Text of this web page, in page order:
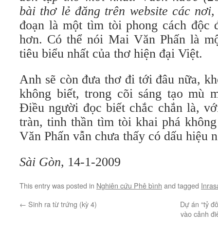
bài thơ lẻ đăng trên website các nơi,
đoạn là một tìm tòi phong cách độc
hơn. Có thể nói Mai Văn Phấn là
tiêu biểu nhất của thơ hiện đại Việt.
Anh sẽ còn đưa thơ đi tới đâu nữa,
không biết, trong cõi sáng tạo mù
Điều người đọc biết chắc chắn là,
tràn, tinh thần tìm tòi khai phá
Văn Phấn vẫn chưa thấy có dấu hiệu
Sài Gòn, 14-1-2009
This entry was posted in Nghiên cứu Phê bình and tagged
← Sinh ra từ trứng (kỳ 4)
Dự án “tỷ
vào cảnh